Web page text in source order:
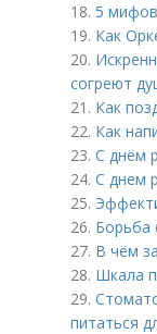
18. 5
19. Как
20.
согреют
21. Как
22. Как
23. С днём
24. С днем
25.
26. Борьба
27. В чём
28. Шкала
29.
питаться